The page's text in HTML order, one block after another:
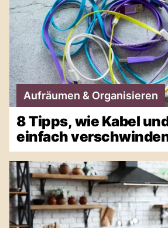
Aufräumen & Organisieren
8 Tipps, wie Kabel
einfach